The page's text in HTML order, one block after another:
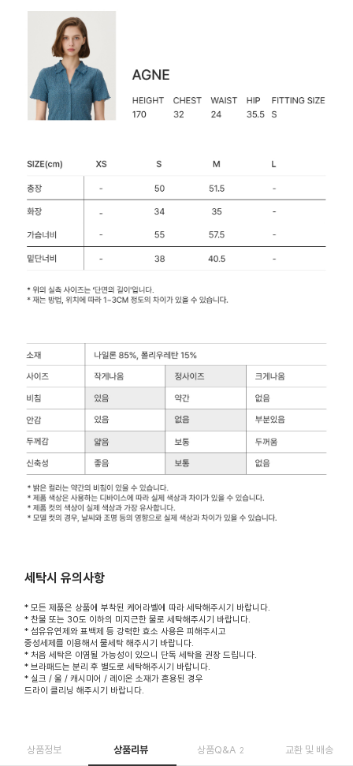
세탁시 유의사항
* 모든 제품은 상품에 부착된 케어라벨에 따라 세탁해주시기 바랍니다.
* 찬물 또는 30도 이하의 미지근한 물로 세탁해주시기 바랍니다.
* 섬유유연제와 표백제 등 강력한 효소 사용은 피해주시고
중성세제를 이용해서 물세탁 해주시기 바랍니다.
* 처음 세탁은 이염될 가능성이 있으니 단독 세탁을 권장 드립니다.
* 브라패드는 분리 후 별도로 세탁해주시기 바랍니다.
* 실크 / 울 / 캐시미어 / 레이온 소재가 혼용된 경우
드라이 클리닝 해주시기 바랍니다.
상품정보 상품리뷰 상품Q&A 2 교환 및 배송